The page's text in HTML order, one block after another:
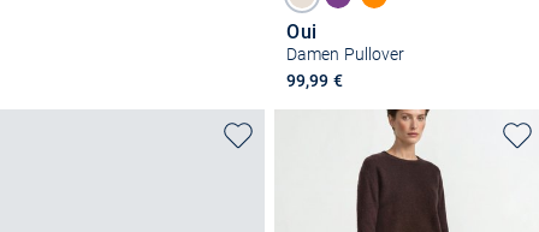
Oui
Damen Pullover
99,99 €